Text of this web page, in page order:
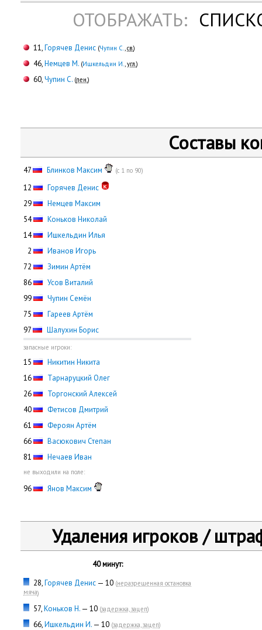
ОТОБРАЖАТЬ:
11,Горячев Денис (Чупин С.,св.)
46,Немцев М. (Ишкельдин И.,угл.)
60,Чупин С. (пен.)
Составы
47 Блинков Максим (с 1 по 90)
12
Горячев Денис
29
Немцев Максим
54
Коньков Николай
14
Ишкельдин Илья
2
Иванов Игорь
72
Зимин Артём
86
Усов Виталий
99
Чупин Семён
75
Гареев Артём
97
Шалухин Борис
запасные игроки:
15
Никитин Никита
16
Тарнаруцкий Олег
26
Торгонский Алексей
40
Фетисов Дмитрий
61
Фероян Артём
66
Васюкович Степан
81
Нечаев Иван
не выходили на поле:
96 Янов Максим
Удаления игроков /
40 минут:
28,Горячев Денис — 10 (неразрешенная остановка
мяча)
57,Коньков Н. — 10 (задержка, зацеп)
66,Ишкельдин И. — 10 (задержка, зацеп)